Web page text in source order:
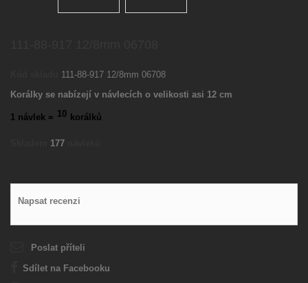
111-88-917 12/8mm 06708
Korálky se nabízejí v návlecích o velikosti asi 12 cm
1 návlek = 10 korálků
177
Napsat recenzi
Poslat příteli
Sdílet na Facebooku